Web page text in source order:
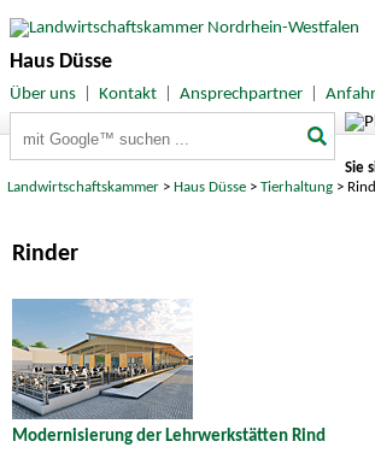
Haus Düsse
Über uns| Kontakt| Ansprechpartner|
Sie
Landwirtschaftskammer > Haus Düsse >Tierhaltung >
Rinder
Modernisierung der Lehrwerkstätten Rind